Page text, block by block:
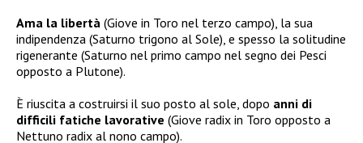
Ama la libertà (Giove in Toro nel terzo campo), la sua
indipendenza (Saturno trigono al Sole), e spesso la solitudine
rigenerante (Saturno nel primo campo nel segno dei Pesci
opposto a Plutone).
È riuscita a costruirsi il suo posto al sole, dopo anni di
difficili fatiche lavorative (Giove radix in Toro opposto a
Nettuno radix al nono campo).